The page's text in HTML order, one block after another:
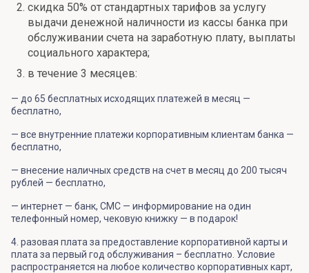
скидка 50% от стандартных тарифов за услугу
выдачи денежной наличности из кассы банка при
обслуживании счета на заработную плату, выплаты
социального характера;
в течение 3 месяцев:
— до 65 бесплатных исходящих платежей в месяц —
бесплатно,
— все внутренние платежи корпоративным клиентам банка —
бесплатно,
— внесение наличных средств на счет в месяц до 200 тысяч
рублей — бесплатно,
— интернет — банк, СМС — информирование на один
телефонный номер, чековую книжку — в подарок!
4. разовая плата за предоставление корпоративной карты и
плата за первый год обслуживания – бесплатно. Условие
распространяется на любое количество корпоративных карт,